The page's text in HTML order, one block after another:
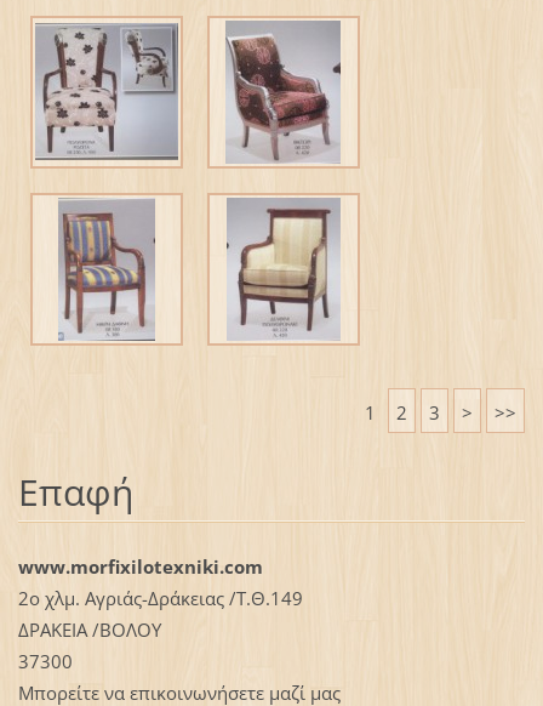
1 2 3 > >>
Επαφή
www.morfixilotexniki.com
2ο χλμ. Αγριάς-Δράκειας /Τ.Θ.149
ΔΡΑΚΕΙΑ /ΒΟΛΟΥ
37300
Μπορείτε να επικοινωνήσετε μαζί μας